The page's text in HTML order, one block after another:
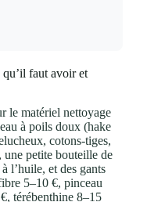
qu’il faut avoir et
le matériel nettoyage
à poils doux (hake
cotons‑tiges,
une petite bouteille de
l’huile, et des gants
5–10 €, pinceau
térébenthine 8–15